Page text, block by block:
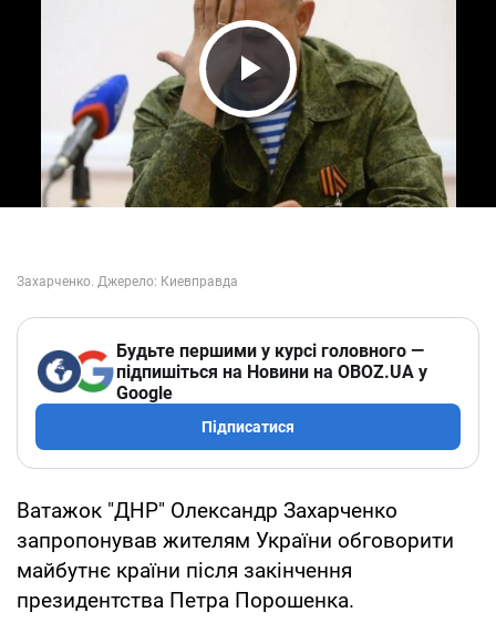
Play Video
Будьте першими у курсі головного —
підпишіться на Новини на OBOZ.UA у
Google
Підписатися
Ватажок "ДНР" Олександр Захарченко
запропонував жителям України обговорити
майбутнє країни після закінчення
президентства Петра Порошенка.